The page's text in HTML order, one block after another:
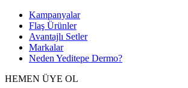
Kampanyalar
Flaş Ürünler
Avantajlı Setler
Markalar
Neden Yeditepe Dermo?
HEMEN ÜYE OL